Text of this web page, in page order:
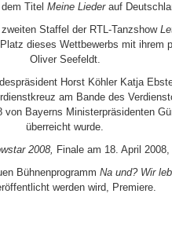
dem TitelMeine Liederauf
Staffel der RTL-Tanzshow
dieses Wettbewerbs mit ihrem
Oliver Seefeldt.
Horst Köhler Katja
am Bande des
von Bayerns Ministerpräsidenten
überreicht wurde.
2008, Finale am 18. April
Bühnenprogramm Na und? Wir
werden wird, Premiere.